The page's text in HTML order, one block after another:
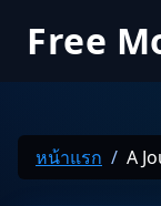
Free
หน้าแรก A